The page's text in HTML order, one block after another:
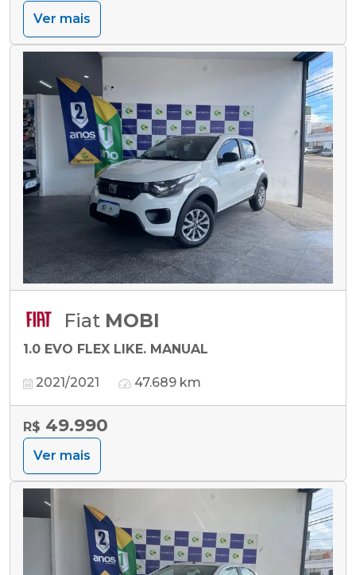
Ver mais
Fiat MOBI
1.0 EVO FLEX LIKE. MANUAL
2021/2021 47.689 km
R$ 49.990
Ver mais